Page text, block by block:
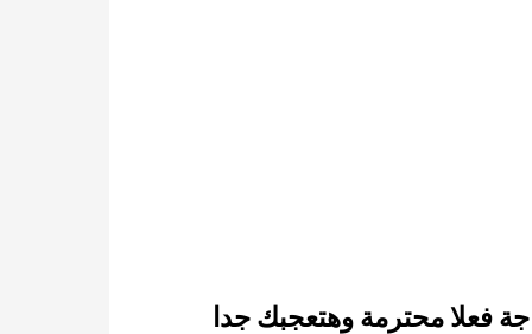
فعلا محترمة وهتعجبك جدا